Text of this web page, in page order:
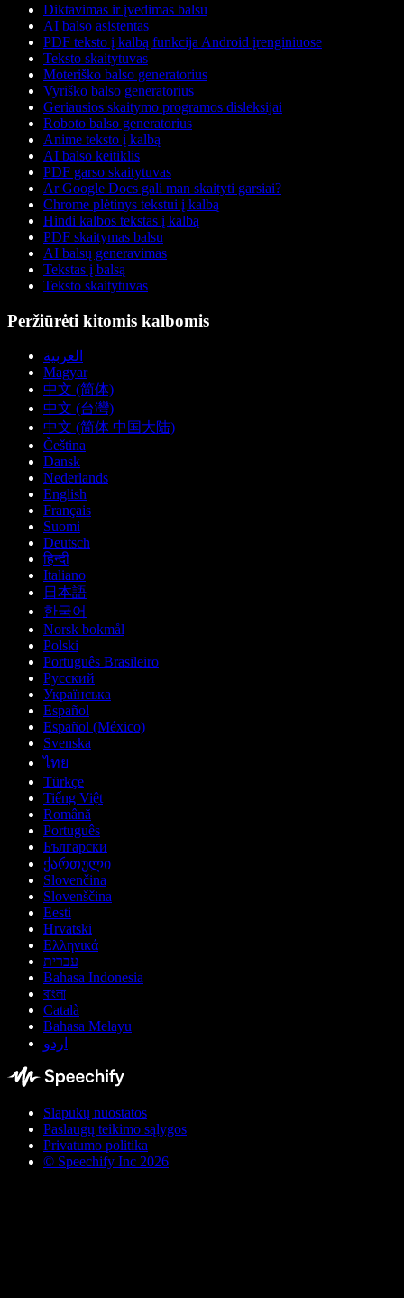
Diktavimas ir įvedimas balsu
AI balso asistentas
PDF teksto į kalbą funkcija Android įrenginiuose
Teksto skaitytuvas
Moteriško balso generatorius
Vyriško balso generatorius
Geriausios skaitymo programos disleksijai
Roboto balso generatorius
Anime teksto į kalbą
AI balso keitiklis
PDF garso skaitytuvas
Ar Google Docs gali man skaityti garsiai?
Chrome plėtinys tekstui į kalbą
Hindi kalbos tekstas į kalbą
PDF skaitymas balsu
AI balsų generavimas
Tekstas į balsą
Teksto skaitytuvas
Peržiūrėti kitomis kalbomis
العربية
Magyar
中文 (简体)
中文 (台灣)
中文 (简体 中国大陆)
Čeština
Dansk
Nederlands
English
Français
Suomi
Deutsch
हिन्दी
Italiano
日本語
한국어
Norsk bokmål
Polski
Português Brasileiro
Русский
Українська
Español
Español (México)
Svenska
ไทย
Türkçe
Tiếng Việt
Română
Português
Български
ქართული
Slovenčina
Slovenščina
Eesti
Hrvatski
Ελληνικά
עברית
Bahasa Indonesia
বাংলা
Català
Bahasa Melayu
اردو
Slapukų nuostatos
Paslaugų teikimo sąlygos
Privatumo politika
© Speechify Inc 2026